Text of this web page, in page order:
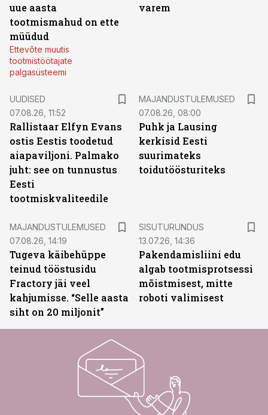
uue aasta
tootmismahud on ette
müüdud
Ettevõte muutis
tootmistöötajate
palgasüsteemi
varem
UUDISED
07.08.26, 11:52
Rallistaar Elfyn Evans
ostis Eestis toodetud
aiapaviljoni. Palmako
juht: see on tunnustus
Eesti
tootmiskvaliteedile
MAJANDUSTULEMUSED
07.08.26, 08:00
Puhk ja Lausing
kerkisid Eesti
suurimateks
toidutöösturiteks
MAJANDUSTULEMUSED
07.08.26, 14:19
Tugeva käibehüppe
teinud tööstusidu
Fractory jäi veel
kahjumisse. “Selle aasta
siht on 20 miljonit”
SISUTURUNDUS
13.07.26, 14:36
Pakendamisliini edu
algab tootmisprotsessi
mõistmisest, mitte
roboti valimisest